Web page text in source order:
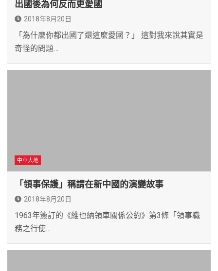
出國後為何反而更愛國
2018年8月20日
「為什麼你都出國了還這麼愛國？」 這對我來說其實是
奇怪的問題…
中華大地
「領事保護」稱謂在新中國的演變故事
2018年8月20日
1963年簽訂的《維也納領車關係公約》第3條「領事職
務之行使…